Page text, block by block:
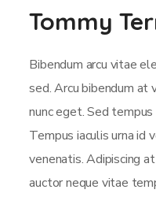
Tommy
Bibendum arcu vitae
sed. Arcu bibendum at
nunc eget. Sed
Tempus iaculis urna
venenatis. Adipiscing
auctor neque vitae